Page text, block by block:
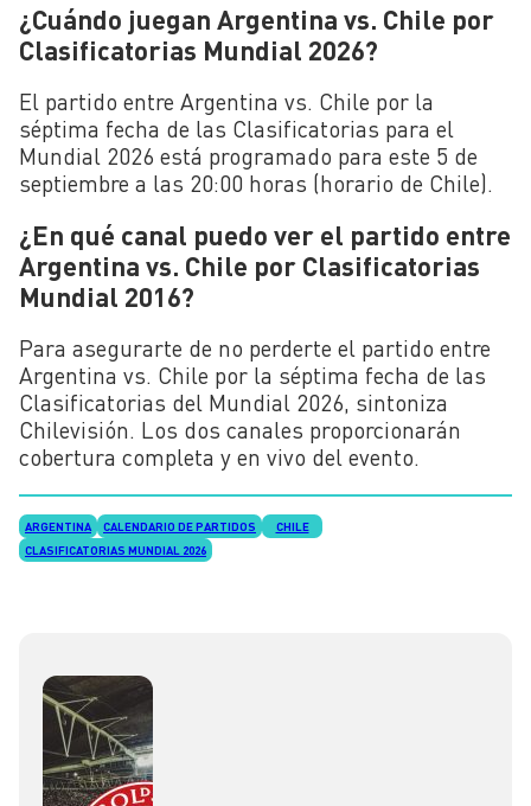
¿Cuándo juegan Argentina vs. Chile por
Clasificatorias Mundial 2026?
El partido entre Argentina vs. Chile por la
séptima fecha de las Clasificatorias para el
Mundial 2026 está programado para este 5 de
septiembre a las 20:00 horas (horario de Chile).
¿En qué canal puedo ver el partido entre
Argentina vs. Chile por Clasificatorias
Mundial 2016?
Para asegurarte de no perderte el partido entre
Argentina vs. Chile por la séptima fecha de las
Clasificatorias del Mundial 2026, sintoniza
Chilevisión. Los dos canales proporcionarán
cobertura completa y en vivo del evento.
ARGENTINA CALENDARIO DE PARTIDOS
CHILE
CLASIFICATORIAS MUNDIAL 2026